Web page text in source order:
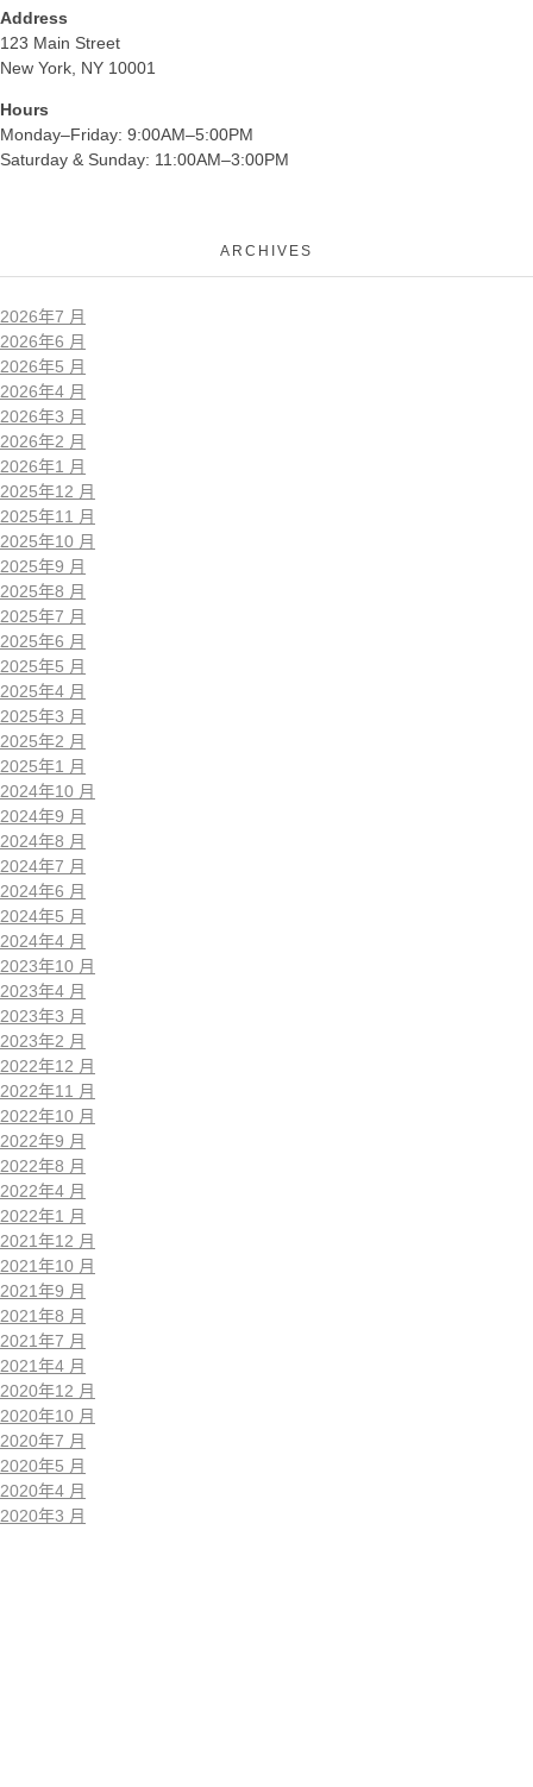
Address
123 Main Street
New York, NY 10001
Hours
Monday–Friday: 9:00AM–5:00PM
Saturday & Sunday: 11:00AM–3:00PM
ARCHIVES
2026年7 月
2026年6 月
2026年5 月
2026年4 月
2026年3 月
2026年2 月
2026年1 月
2025年12 月
2025年11 月
2025年10 月
2025年9 月
2025年8 月
2025年7 月
2025年6 月
2025年5 月
2025年4 月
2025年3 月
2025年2 月
2025年1 月
2024年10 月
2024年9 月
2024年8 月
2024年7 月
2024年6 月
2024年5 月
2024年4 月
2023年10 月
2023年4 月
2023年3 月
2023年2 月
2022年12 月
2022年11 月
2022年10 月
2022年9 月
2022年8 月
2022年4 月
2022年1 月
2021年12 月
2021年10 月
2021年9 月
2021年8 月
2021年7 月
2021年4 月
2020年12 月
2020年10 月
2020年7 月
2020年5 月
2020年4 月
2020年3 月